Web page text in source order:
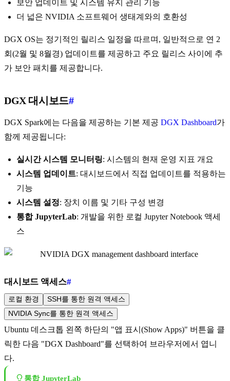
보안 업데이트 및 시스템 유지 관리 기능
더 넓은 NVIDIA 소프트웨어 생태계와의 호환성
DGX OS는 정기적인 릴리스 일정을 따르며, 일반적으로 연 2
회(2월 및 8월경) 업데이트를 제공하고 주요 릴리스 사이에 추
가 보안 패치를 제공합니다.
DGX 대시보드#
DGX Spark에는 다음을 제공하는 기본 제공 DGX Dashboard가
함께 제공됩니다:
실시간 시스템 모니터링: 시스템의 현재 운영 지표 개요
시스템 업데이트: 대시보드에서 직접 업데이트를 적용하는
기능
시스템 설정: 장치 이름 및 기타 구성 변경
통합 JupyterLab: 개발을 위한 로컬 Jupyter Notebook 액세
스
대시보드 액세스#
로컬 환경
SSH를 통한 원격 액세스
NVIDIA Sync를 통한 원격 액세스
Ubuntu 데스크톱 왼쪽 하단의 "앱 표시(Show Apps)" 버튼을 클
릭한 다음 "DGX Dashboard"를 선택하여 브라우저에서 엽니
다.
통합 JupyterLab